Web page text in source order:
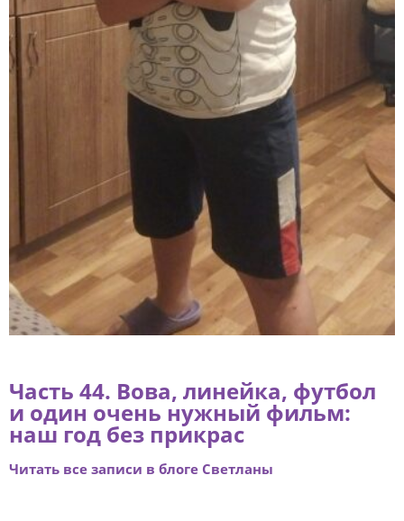
Часть 44. Вова, линейка, футбол
и один очень нужный фильм:
наш год без прикрас
Читать все записи в блоге Светланы